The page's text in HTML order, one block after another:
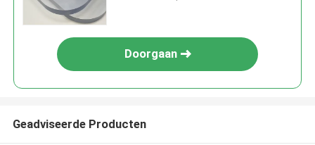
Doorgaan
Geadviseerde Producten